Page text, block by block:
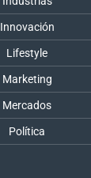
Innovación
Lifestyle
Marketing
Mercados
Política